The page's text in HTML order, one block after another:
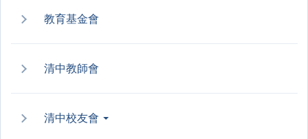
教育基金會
清中教師會
清中校友會